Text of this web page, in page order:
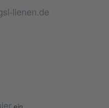
lienen.de